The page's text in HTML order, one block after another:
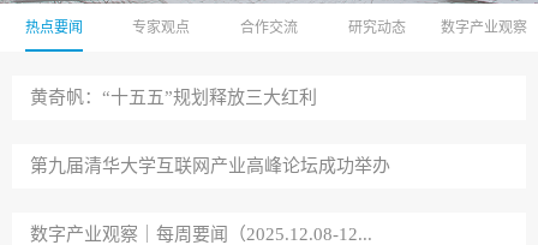
热点要闻 专家观点 合作交流 研究动态 数字产业观察
黄奇帆：“十五五”规划释放三大红利
第九届清华大学互联网产业高峰论坛成功举办
数字产业观察｜每周要闻（2025.12.08-12...